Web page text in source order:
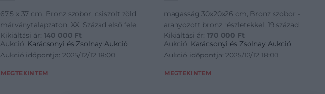
67,5 x 37 cm, Bronz szobor, csiszolt zöld
márványtalapzaton, XX. Század első fele.
Kikiáltási ár: 140 000 Ft
Aukció: Karácsonyi és Zsolnay Aukció
Aukció időpontja: 2025/12/12 18:00
MEGTEKINTEM
magasság 30x20x26 cm, Bronz szobor -
aranyozott bronz részletekkel, 19.század
Kikiáltási ár:170 000 Ft
Aukció: Karácsonyi és Zsolnay Aukció
Aukció időpontja: 2025/12/12 18:00
MEGTEKINTEM